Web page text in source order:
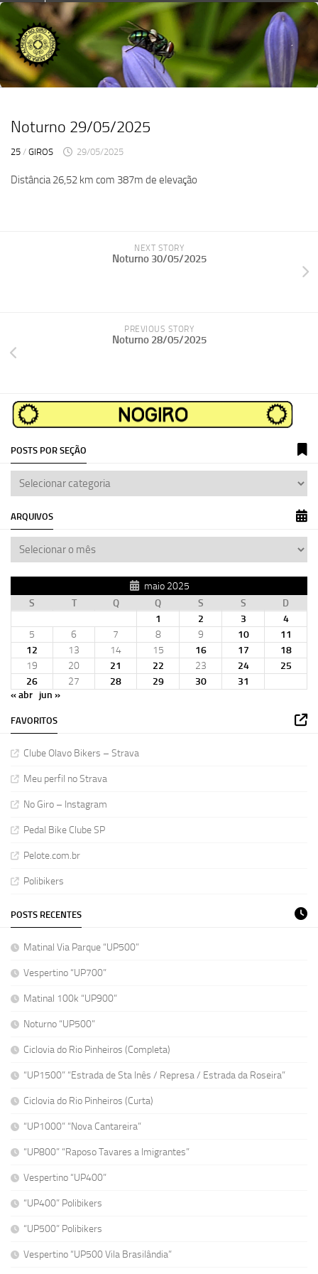
Skip
content
Noturno 29/05/2025
25 / GIROS 29/05/2025
Distância 26,52 km com 387m de elevação
NEXT STORY
Noturno 30/05/2025
PREVIOUS STORY
Noturno 28/05/2025
POSTS POR SEÇÃO
ARQUIVOS
maio 2025
S
T Q Q S S
D
1
2 3
4
5
6 7 8 9 10
11
12
13 14 15 16 17
18
19
20 21 22 23 24
25
26
27 28 29 30
31
« abr jun »
FAVORITOS
Clube Olavo Bikers – Strava
Meu perfil no Strava
No Giro – Instagram
Pedal Bike Clube SP
Pelote.com.br
Polibikers
POSTS RECENTES
Matinal Via Parque “UP500”
Vespertino “UP700”
Matinal 100k “UP900”
Noturno “UP500”
Ciclovia do Rio Pinheiros (Completa)
“UP1500” “Estrada de Sta Inês / Represa / Estrada da Roseira”
Ciclovia do Rio Pinheiros (Curta)
“UP1000” “Nova Cantareira”
“UP800” “Raposo Tavares a Imigrantes”
Vespertino “UP400”
“UP400” Polibikers
“UP500” Polibikers
Vespertino “UP500 Vila Brasilândia”